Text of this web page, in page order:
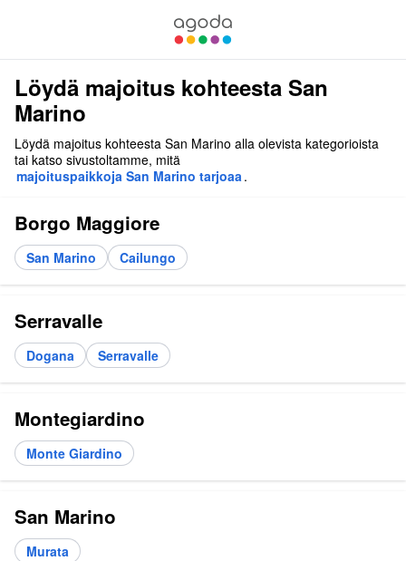
Löydä majoitus kohteesta San
Marino
Löydä majoitus kohteesta San Marino alla olevista kategorioista
tai katso sivustoltamme, mitä
majoituspaikkoja San Marino tarjoaa .
Borgo Maggiore
San Marino Cailungo
Serravalle
Dogana Serravalle
Montegiardino
Monte Giardino
San Marino
Murata